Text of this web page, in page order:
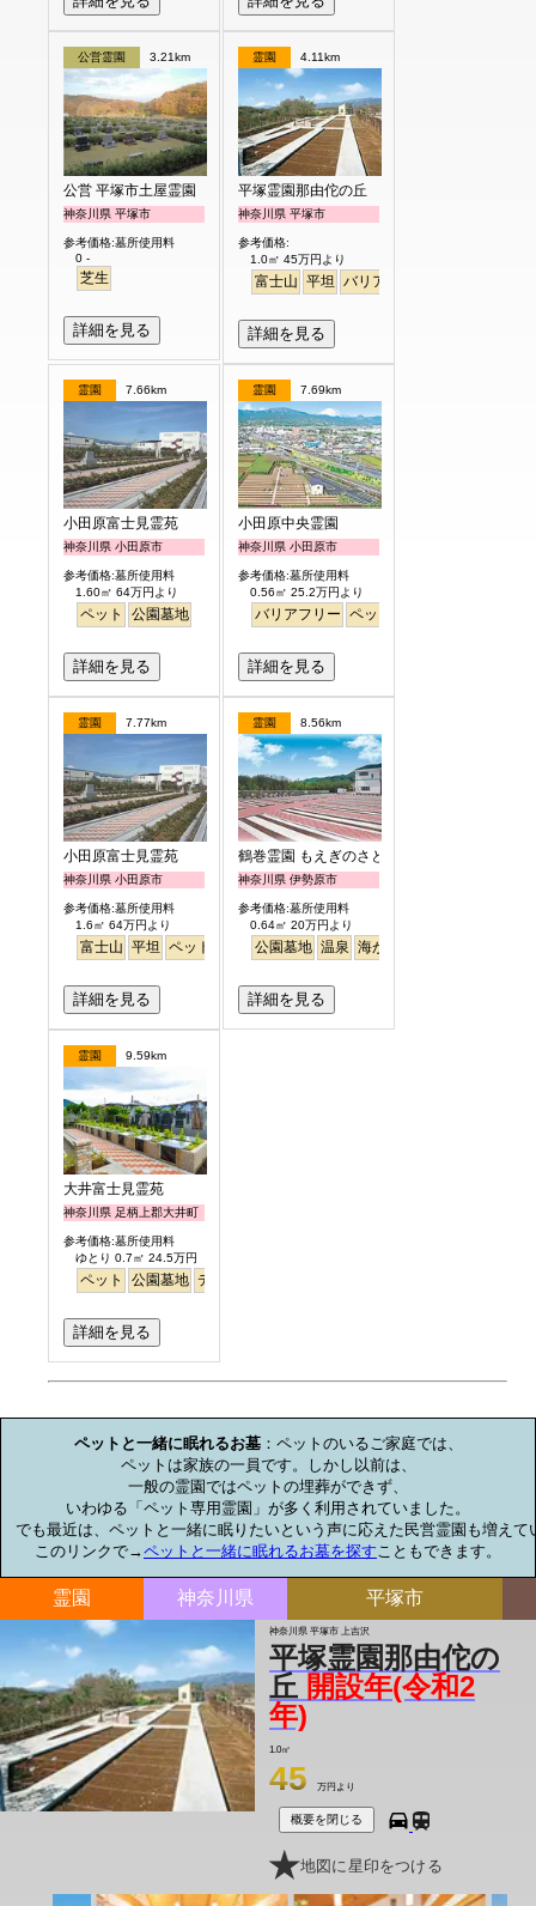
公営霊園 3.21km
公営 平塚市土屋霊園
神奈川県 平塚市
参考価格:墓所使用料
0 -
芝生
詳細を見る
霊園 4.11km
平塚霊園那由佗の丘
神奈川県 平塚市
参考価格:
1.0㎡ 45万円より
富士山 平坦 バリアフリー
詳細を見る
霊園 7.66km
小田原富士見霊苑
神奈川県 小田原市
参考価格:墓所使用料
1.60㎡ 64万円より
ペット 公園墓地
詳細を見る
霊園 7.69km
小田原中央霊園
神奈川県 小田原市
参考価格:墓所使用料
0.56㎡ 25.2万円より
バリアフリー ペット
詳細を見る
霊園 7.77km
小田原富士見霊苑
神奈川県 小田原市
参考価格:墓所使用料
1.6㎡ 64万円より
富士山 平坦 ペット 公園墓地
詳細を見る
霊園 8.56km
鶴巻霊園 もえぎのさと
神奈川県 伊勢原市
参考価格:墓所使用料
0.64㎡ 20万円より
公園墓地 温泉 海がみえる
詳細を見る
霊園 9.59km
大井富士見霊苑
神奈川県 足柄上郡大井町
参考価格:墓所使用料
ゆとり 0.7㎡ 24.5万円
ペット 公園墓地 デザイン
詳細を見る
ペットと一緒に眠れるお墓：ペットのいるご家庭では、
ペットは家族の一員です。しかし以前は、
一般の霊園ではペットの埋葬ができず、
いわゆる「ペット専用霊園」が多く利用されていました。
でも最近は、ペットと一緒に眠りたいという声に応えた民営霊園も増えて
このリンクで→ペットと一緒に眠れるお墓を探すこともできます。
霊園 神奈川県 平塚市
神奈川県 平塚市 上吉沢
平塚霊園那由佗の
丘 開設年(令和2
年)
1.0㎡
45 万円より
概要を閉じる
地図に星印をつける